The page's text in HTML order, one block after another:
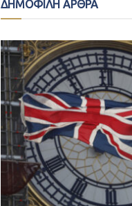
ΔΗΜΟΦΙΛΗ ΑΡΘΡΑ